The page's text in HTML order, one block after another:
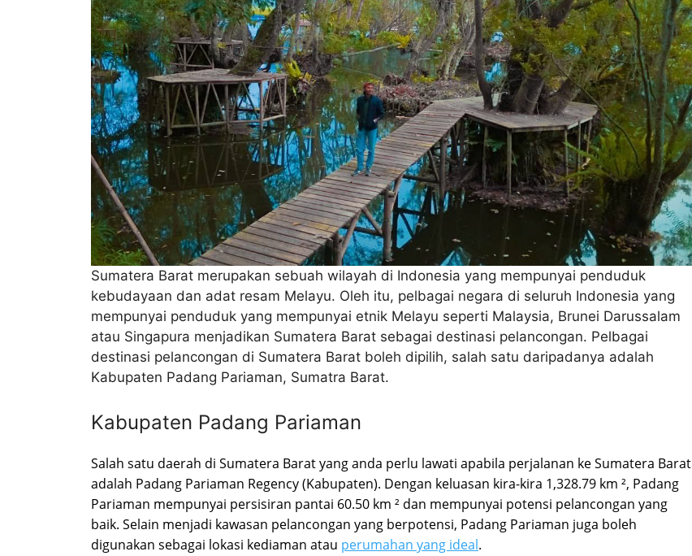
Sumatera Barat merupakan sebuah wilayah di Indonesia yang mempunyai penduduk
kebudayaan dan adat resam Melayu. Oleh itu, pelbagai negara di seluruh Indonesia yang
mempunyai penduduk yang mempunyai etnik Melayu seperti Malaysia, Brunei Darussalam
atau Singapura menjadikan Sumatera Barat sebagai destinasi pelancongan. Pelbagai
destinasi pelancongan di Sumatera Barat boleh dipilih, salah satu daripadanya adalah
Kabupaten Padang Pariaman, Sumatra Barat.
Kabupaten Padang Pariaman
Salah satu daerah di Sumatera Barat yang anda perlu lawati apabila perjalanan ke Sumatera Barat
adalah Padang Pariaman Regency (Kabupaten). Dengan keluasan kira-kira 1,328.79 km ², Padang
Pariaman mempunyai persisiran pantai 60.50 km ² dan mempunyai potensi pelancongan yang
baik. Selain menjadi kawasan pelancongan yang berpotensi, Padang Pariaman juga boleh
digunakan sebagai lokasi kediaman atau perumahan yang ideal.